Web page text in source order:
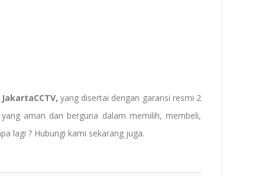
yang disertai dengan garansi resmi 2
aman dan berguna dalam memilih, membeli,
lagi ? Hubungi kami sekarang juga.